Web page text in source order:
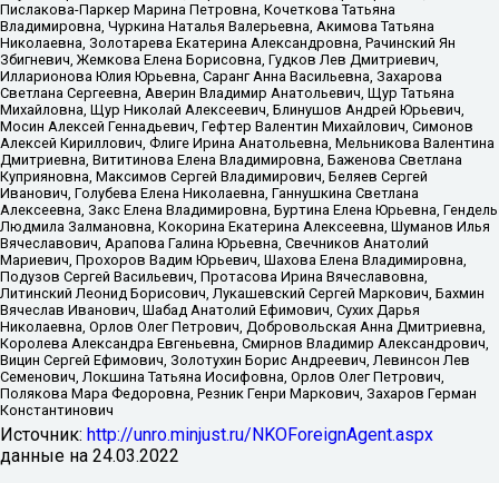
Пислакова-Паркер Марина Петровна, Кочеткова Татьяна
Владимировна, Чуркина Наталья Валерьевна, Акимова Татьяна
Николаевна, Золотарева Екатерина Александровна, Рачинский Ян
Збигневич, Жемкова Елена Борисовна, Гудков Лев Дмитриевич,
Илларионова Юлия Юрьевна, Саранг Анна Васильевна, Захарова
Светлана Сергеевна, Аверин Владимир Анатольевич, Щур Татьяна
Михайловна, Щур Николай Алексеевич, Блинушов Андрей Юрьевич,
Мосин Алексей Геннадьевич, Гефтер Валентин Михайлович, Симонов
Алексей Кириллович, Флиге Ирина Анатольевна, Мельникова Валентина
Дмитриевна, Вититинова Елена Владимировна, Баженова Светлана
Куприяновна, Максимов Сергей Владимирович, Беляев Сергей
Иванович, Голубева Елена Николаевна, Ганнушкина Светлана
Алексеевна, Закс Елена Владимировна, Буртина Елена Юрьевна, Гендель
Людмила Залмановна, Кокорина Екатерина Алексеевна, Шуманов Илья
Вячеславович, Арапова Галина Юрьевна, Свечников Анатолий
Мариевич, Прохоров Вадим Юрьевич, Шахова Елена Владимировна,
Подузов Сергей Васильевич, Протасова Ирина Вячеславовна,
Литинский Леонид Борисович, Лукашевский Сергей Маркович, Бахмин
Вячеслав Иванович, Шабад Анатолий Ефимович, Сухих Дарья
Николаевна, Орлов Олег Петрович, Добровольская Анна Дмитриевна,
Королева Александра Евгеньевна, Смирнов Владимир Александрович,
Вицин Сергей Ефимович, Золотухин Борис Андреевич, Левинсон Лев
Семенович, Локшина Татьяна Иосифовна, Орлов Олег Петрович,
Полякова Мара Федоровна, Резник Генри Маркович, Захаров Герман
Константинович
Источник: http://unro.minjust.ru/NKOForeignAgent.aspx
данные на 24.03.2022